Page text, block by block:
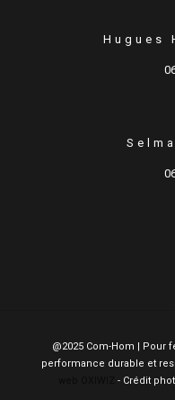
Hugues
@2025 Com-Hom |
performance durable et
- Crédit